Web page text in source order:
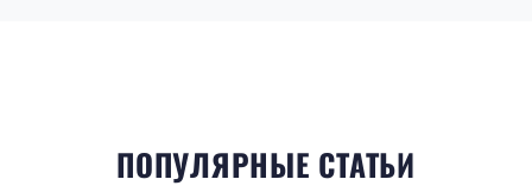
ПОПУЛЯРНЫЕ СТАТЬИ